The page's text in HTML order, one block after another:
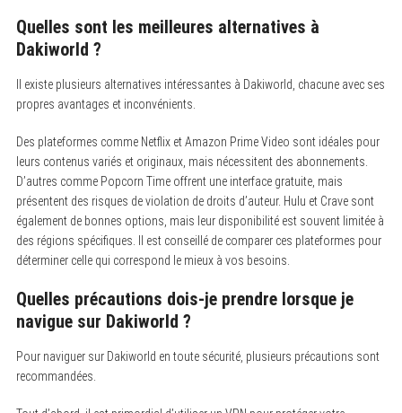
Quelles sont les meilleures alternatives à
Dakiworld ?
Il existe plusieurs alternatives intéressantes à Dakiworld, chacune avec ses
propres avantages et inconvénients.
Des plateformes comme Netflix et Amazon Prime Video sont idéales pour
leurs contenus variés et originaux, mais nécessitent des abonnements.
D’autres comme Popcorn Time offrent une interface gratuite, mais
présentent des risques de violation de droits d’auteur. Hulu et Crave sont
également de bonnes options, mais leur disponibilité est souvent limitée à
des régions spécifiques. Il est conseillé de comparer ces plateformes pour
déterminer celle qui correspond le mieux à vos besoins.
Quelles précautions dois-je prendre lorsque je
navigue sur Dakiworld ?
Pour naviguer sur Dakiworld en toute sécurité, plusieurs précautions sont
recommandées.